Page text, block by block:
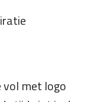
vol met logo